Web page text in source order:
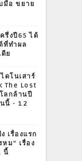
มือ ขยาย
รึ่งปี65 ได้
ที่ทำผล
ย
ดโนเสาร์
The Lost
ลกล้านปี
นี้ - 12
เรื่องแรก
ม” เรื่อง
นี้